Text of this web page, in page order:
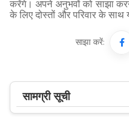
करेंगे। अपने अनुभवों को साझा
के लिए दोस्तों और परिवार के
साझा करें:
सामग्री सूची